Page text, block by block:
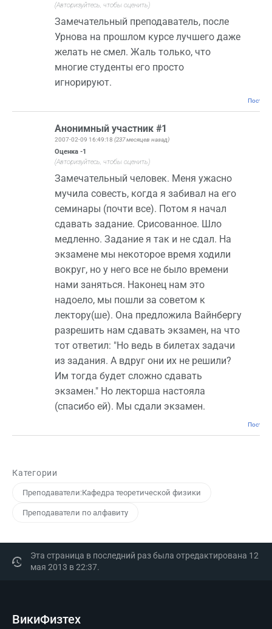
(Авторизуйтесь, чтобы оценить)
Замечательный преподаватель, после
Урнова на прошлом курсе лучшего даже
желать не смел. Жаль только, что
многие студенты его просто
игнорируют.
Анонимный участник #1
2007-02-09 16:49:18 (237 месяцев назад)
Оценка -1
(Авторизуйтесь, чтобы оценить)
Замечательный человек. Меня ужасно
мучила совесть, когда я забивал на его
семинары (почти все). Потом я начал
сдавать задание. Срисованное. Шло
медленно. Задание я так и не сдал. На
экзамене мы некоторое время ходили
вокруг, но у него все не было времени
нами заняться. Наконец нам это
надоело, мы пошли за советом к
лектору(ше). Она предложила Вайнбергу
разрешить нам сдавать экзамен, на что
тот ответил: "Но ведь в билетах задачи
из задания. А вдруг они их не решили?
Им тогда будет сложно сдавать
экзамен." Но лекторша настояла
(спасибо ей). Мы сдали экзамен.
Категории
Преподаватели:Кафедра теоретической физики
Преподаватели по алфавиту
Эта страница в последний раз была отредактирована 12
мая 2013 в 22:37.
ВикиФизтех